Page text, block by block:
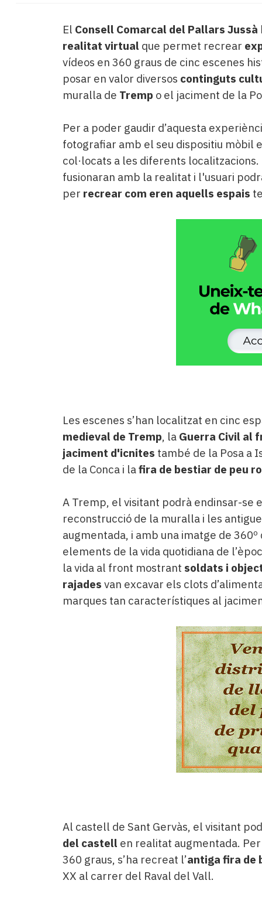
El Consell Comarcal del Pallars Jussà
realitat virtual que permet recrear
vídeos en 360 graus de cinc escenes
posar en valor diversos continguts
muralla de Tremp o el jaciment de la
Per a poder gaudir d’aquesta
fotografiar amb el seu dispositiu mòbil
col·locats a les diferents
fusionaran amb la realitat i l'usuari
per recrear com eren aquells espais
Les escenes s’han localitzat en cinc
medieval de Tremp, la Guerra Civil al
jaciment d'icnites també de la Posa a
de la Conca i lafira de bestiar de peu
A Tremp, el visitant podrà endinsar-se
reconstrucció de la muralla i les
augmentada, i amb una imatge de
elements de la vida quotidiana de
la vida al front mostrant soldats i
rajades van excavar els clots
marques tan característiques al
Al castell de Sant Gervàs, el visitant
del castell en realitat augmentada. Per
360 graus, s’ha recreat l’antiga fira de
XX al carrer del Raval del Vall.